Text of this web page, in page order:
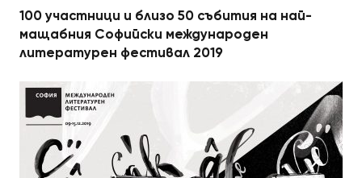
100 участници и близо 50 събития на най-
мащабния Софийски международен
литературен фестивал 2019